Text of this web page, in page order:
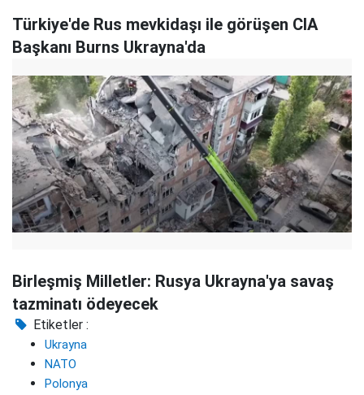
Türkiye'de Rus mevkidaşı ile görüşen CIA
Başkanı Burns Ukrayna'da
Birleşmiş Milletler: Rusya Ukrayna'ya savaş
tazminatı ödeyecek
Etiketler :
Ukrayna
NATO
Polonya